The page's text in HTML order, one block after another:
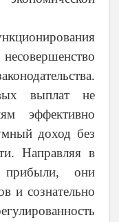
выплат не
эффективно
доход без
Направляя в
они
и сознательно